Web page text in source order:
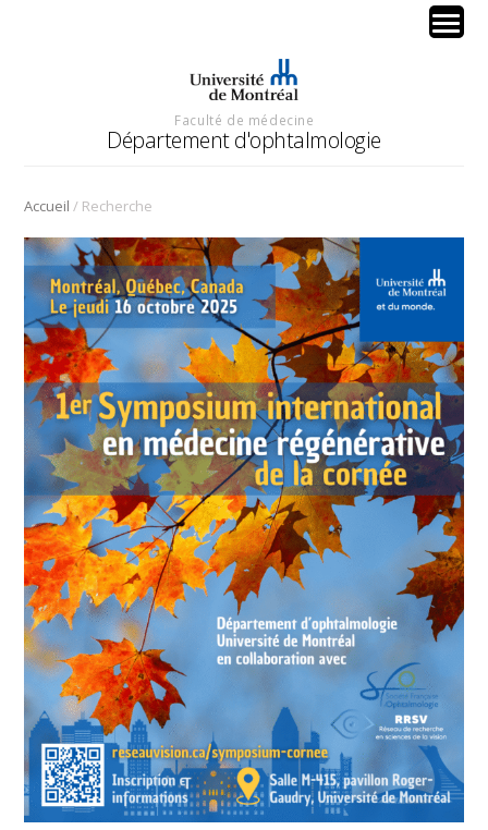
Faculté de médecine
Département d'ophtalmologie
Accueil / Recherche